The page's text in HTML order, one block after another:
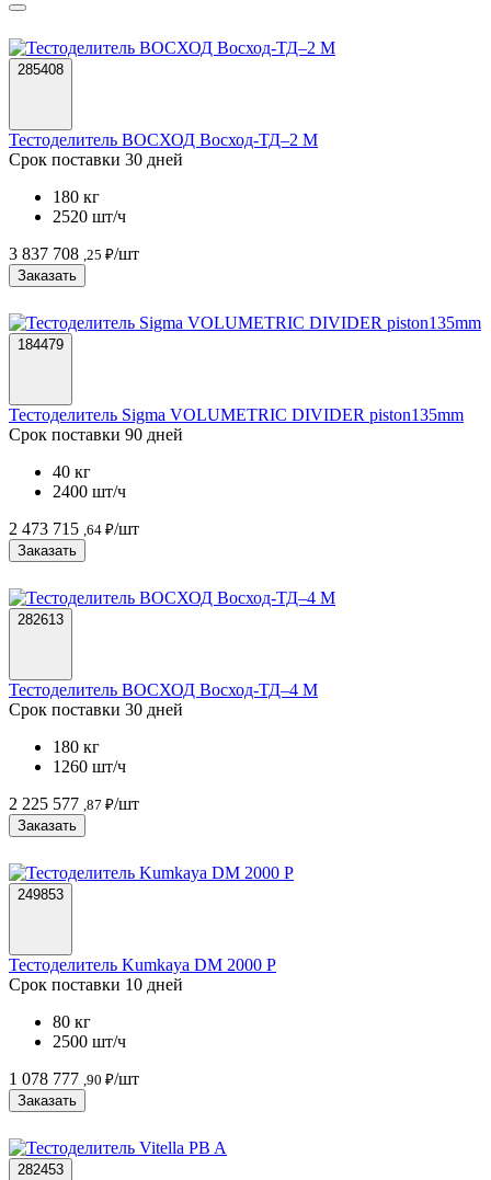
285408
Тестоделитель ВОСХОД Восход-ТД–2 М
Срок поставки 30 дней
180 кг
2520 шт/ч
3 837 708 ,25 ₽/шт
Заказать
184479
Тестоделитель Sigma VOLUMETRIC DIVIDER piston135mm
Срок поставки 90 дней
40 кг
2400 шт/ч
2 473 715 ,64 ₽/шт
Заказать
282613
Тестоделитель ВОСХОД Восход-ТД–4 М
Срок поставки 30 дней
180 кг
1260 шт/ч
2 225 577 ,87 ₽/шт
Заказать
249853
Тестоделитель Kumkaya DM 2000 P
Срок поставки 10 дней
80 кг
2500 шт/ч
1 078 777 ,90 ₽/шт
Заказать
282453